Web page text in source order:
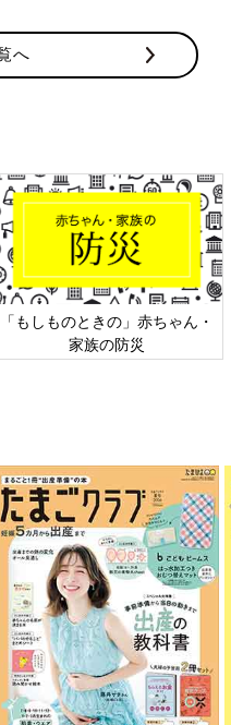
へ
「もしものときの」赤ちゃん・
家族の防災